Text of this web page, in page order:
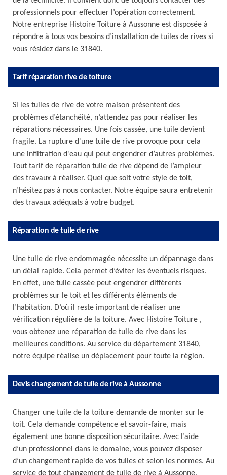
professionnels pour effectuer l’opération correctement.
Notre entreprise Histoire Toiture à Aussonne est disposée à
répondre à tous vos besoins d’installation de tuiles de rives si
vous résidez dans le 31840.
Tarif réparation rive de toiture
Si les tuiles de rive de votre maison présentent des
problèmes d’étanchéité, n’attendez pas pour réaliser les
réparations nécessaires. Une fois cassée, une tuile devient
fragile. La rupture d'une tuile de rive provoque pour cela
une infiltration d'eau qui peut engendrer d’autres problèmes.
Tout tarif de réparation tuile de rive dépend de l’ampleur
des travaux à réaliser. Quel que soit votre style de toit,
n’hésitez pas à nous contacter. Notre équipe saura entretenir
des travaux adéquats à votre budget.
Réparation de tuile de rive
Une tuile de rive endommagée nécessite un dépannage dans
un délai rapide. Cela permet d’éviter les éventuels risques.
En effet, une tuile cassée peut engendrer différents
problèmes sur le toit et les différents éléments de
l’habitation. D’où il reste important de réaliser une
vérification régulière de la toiture. Avec Histoire Toiture ,
vous obtenez une réparation de tuile de rive dans les
meilleures conditions. Au service du département 31840,
notre équipe réalise un déplacement pour toute la région.
Devis changement de tuile de rive à Aussonne
Changer une tuile de la toiture demande de monter sur le
toit. Cela demande compétence et savoir-faire, mais
également une bonne disposition sécuritaire. Avec l’aide
d’un professionnel dans le domaine, vous pouvez disposer
d’un changement rapide de vos tuiles et selon les normes. Au